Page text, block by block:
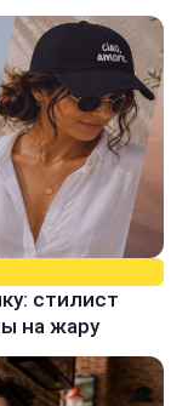
стилист
на жару